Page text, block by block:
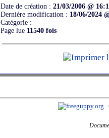
Date de création : 21/03/2006 @
Dernière modification : 18/06/2024
Catégorie :
Page lue 11540 fois